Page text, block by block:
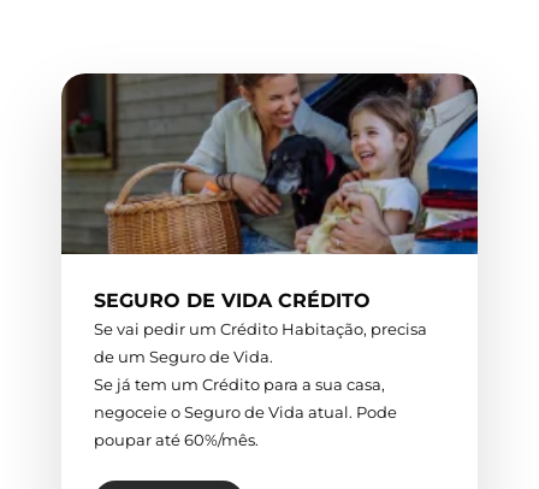
SEGURO DE VIDA CRÉDITO
Se vai pedir um Crédito Habitação, precisa
de um Seguro de Vida.
Se já tem um Crédito para a sua casa,
negoceie o Seguro de Vida atual. Pode
poupar até 60%/mês.